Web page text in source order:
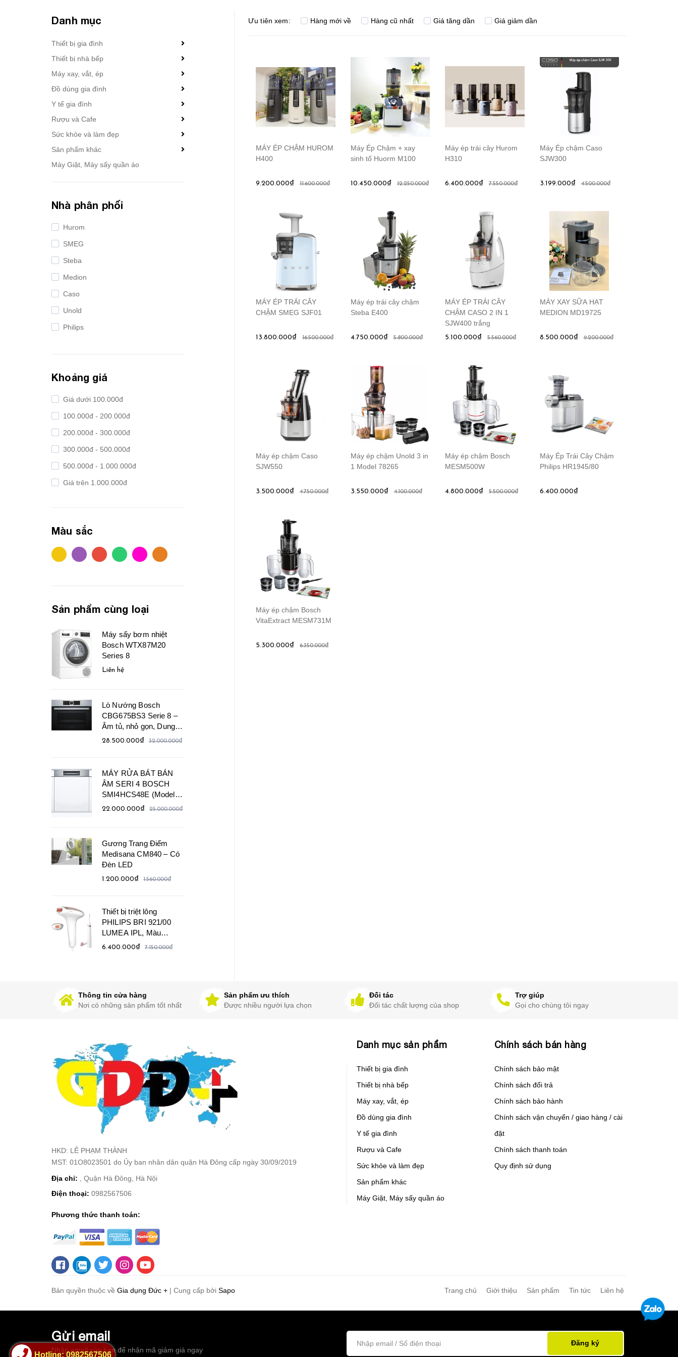
Danh mục
Thiết bị gia đình
Thiết bị nhà bếp
Máy xay, vắt, ép
Đồ dùng gia đình
Y tế gia đình
Rượu và Cafe
Sức khỏe và làm đẹp
Sản phẩm khác
Máy Giặt, Máy sấy quần áo
Nhà phân phối
Hurom
SMEG
Steba
Medion
Caso
Unold
Philips
Khoảng giá
Giá dưới 100.000đ
100.000đ - 200.000đ
200.000đ - 300.000đ
300.000đ - 500.000đ
500.000đ - 1.000.000đ
Giá trên 1.000.000đ
Màu sắc
Sản phẩm cùng loại
Máy sấy bơm nhiệt
Bosch WTX87M20
Series 8
Liên hệ
Lò Nướng Bosch
CBG675BS3 Serie 8 –
Âm tủ, nhỏ gọn, Dung
tích 47 Lít
28.500.000₫ 32.000.000₫
MÁY RỬA BÁT BÁN
ÂM SERI 4 BOSCH
SMI4HCS48E (Model
2021)
22.000.000₫ 25.000.000₫
Gương Trang Điểm
Medisana CM840 – Có
Đèn LED
1.200.000₫ 1.560.000₫
Thiết bị triệt lông
PHILIPS BRI 921/00
LUMEA IPL, Màu
trắng/hồng
6.400.000₫ 7.150.000₫
Ưu tiên xem: Hàng mới về Hàng cũ nhất Giá tăng dần Giá giảm dần
MÁY ÉP CHẬM HUROM
H400
9.200.000₫ 11.600.000₫
Máy Ép Chậm + xay
sinh tố Huorm M100
10.450.000₫ 12.250.000₫
Máy ép trái cây Hurom
H310
6.400.000₫ 7.550.000₫
Máy Ép chậm Caso
SJW300
3.199.000₫ 4.500.000₫
MÁY ÉP TRÁI CÂY
CHẬM SMEG SJF01
13.800.000₫ 16.500.000₫
Máy ép trái cây chậm
Steba E400
4.750.000₫ 5.800.000₫
MÁY ÉP TRÁI CÂY
CHẬM CASO 2 IN 1
SJW400 trắng
5.100.000₫ 5.560.000₫
MÁY XAY SỮA HẠT
MEDION MD19725
8.500.000₫ 9.200.000₫
Máy ép chậm Caso
SJW550
3.500.000₫ 4.750.000₫
Máy ép chậm Unold 3 in
1 Model 78265
3.550.000₫ 4.100.000₫
Máy ép chậm Bosch
MESM500W
4.800.000₫ 5.500.000₫
Máy Ép Trái Cây Chậm
Philips HR1945/80
6.400.000₫
Máy ép chậm Bosch
VitaExtract MESM731M
5.300.000₫ 6.350.000₫
Thông tin cửa hàng
Nơi có những sản phẩm tốt nhất
Sản phẩm ưu thích
Được nhiều người lựa chọn
Đối tác
Đối tác chất lượng của shop
Trợ giúp
Gọi cho chúng tôi ngay
HKD: LÊ PHẠM THÀNH
MST: 01O8023501 do Ủy ban nhân dân quận Hà Đông cấp ngày 30/09/2019
Địa chỉ: , Quận Hà Đông, Hà Nội
Điện thoại: 0982567506
Phương thức thanh toán:
Danh mục sản phẩm
Thiết bị gia đình
Thiết bị nhà bếp
Máy xay, vắt, ép
Đồ dùng gia đình
Y tế gia đình
Rượu và Cafe
Sức khỏe và làm đẹp
Sản phẩm khác
Máy Giặt, Máy sấy quần áo
Chính sách bán hàng
Chính sách bảo mật
Chính sách đổi trả
Chính sách bảo hành
Chính sách vận chuyển / giao hàng / cài
đặt
Chính sách thanh toán
Quy định sử dụng
Bản quyền thuộc về Gia dụng Đức + | Cung cấp bởi Sapo Trang chủ Giới thiệu Sản phẩm Tin tức Liên hệ
Gửi email
Nhập email của bạn để nhận mã giảm giá ngay
Đăng ký
Hotline: 0982567506